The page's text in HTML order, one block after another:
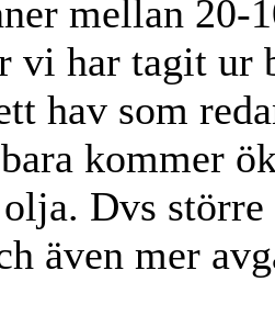
mellan 20-
vi har tagit ur
hav som
kommer
olja. Dvs
även mer